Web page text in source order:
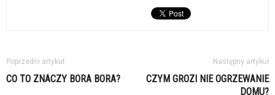
Poprzedni artykuł
CO TO ZNACZY BORA BORA?
Następny artykuł
CZYM GROZI NIE OGRZEWANIE
DOMU?